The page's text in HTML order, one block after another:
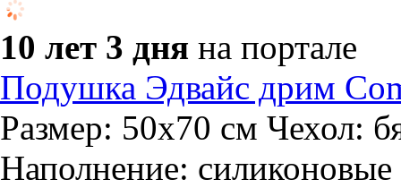
10 лет 3 дня на портале
Подушка Эдвайс дрим
Размер: 50х70 см Чехол:
Наполнение: